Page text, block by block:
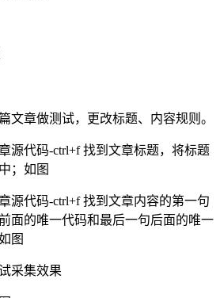
文章做测试，更改标题、内容规则。
源代码-ctrl+f 找到文章标题，将标题
；如图
源代码-ctrl+f 找到文章内容的第一句
面的唯一代码和最后一句后面的唯一
图
采集效果